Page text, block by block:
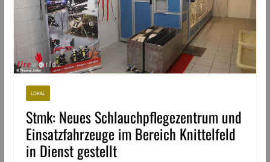
LOKAL
Stmk: Neues Schlauchpflegezentrum und
Einsatzfahrzeuge im Bereich Knittelfeld
in Dienst gestellt